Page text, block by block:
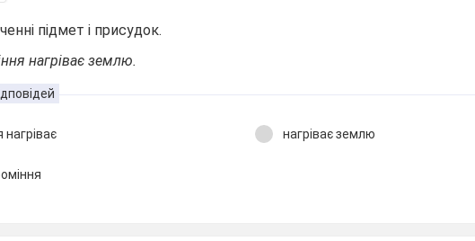
підмет і присудок.
нагріває землю.
нагріває нагріває землю